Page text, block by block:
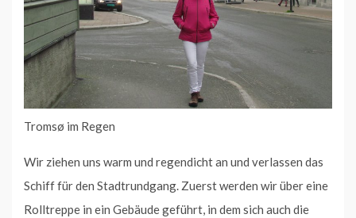
Tromsø im Regen
Wir ziehen uns warm und regendicht an und verlassen das
Schiff für den Stadtrundgang. Zuerst werden wir über eine
Rolltreppe in ein Gebäude geführt, in dem sich auch die